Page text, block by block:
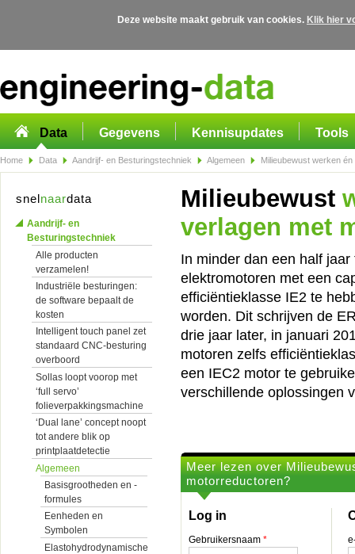
Deze website maakt gebruik van cookies. Klik hier
Data Gegevens Kennisupdates Tools
Home Data Aandrijf- en Besturingstechniek Algemeen Milieubewust werken
snelnaardata
Aandrijf- en
Besturingstechniek
Alle producten
verzamelen!
Industriële besturingen:
de software bepaalt de
kosten
Intelligent touch panel zet
standaard CNC-besturing
overboord
Sollas loopt voorop met
‘full servo’
folieverpakkingsmachine
‘Dual lane’ concept noopt
tot andere blik op
printplaatdetectie
Algemeen
Basisgrootheden en -
formules
Eenheden en
Symbolen
Elastohydrodynamische
Milieubewust
verlagen met
In minder dan een half
elektromotoren met een
efficiëntieklasse IE2 te
worden. Dit schrijven de
drie jaar later, in januari
motoren zelfs
een IEC2 motor te
verschillende oplossingen
Meer lezen over
motorreductoren?
Log in
Gebruikersnaam *